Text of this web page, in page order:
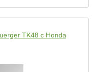
TK48 с Honda